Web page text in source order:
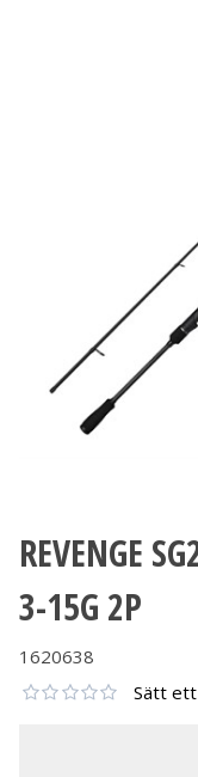
REVENGE
3-15G 2P
1620638
Sätt